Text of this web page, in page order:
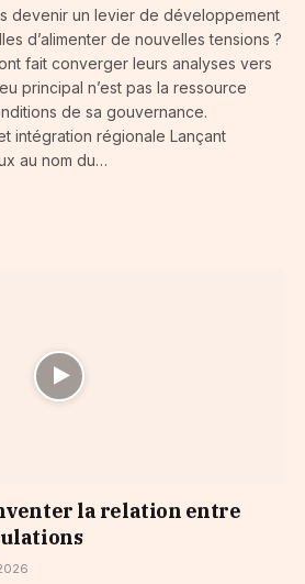
devenir un levier de développement
d’alimenter de nouvelles tensions ?
fait converger leurs analyses vers
principal n’est pas la ressource
de sa gouvernance.
intégration régionale Lançant
au nom du…
la relation entre